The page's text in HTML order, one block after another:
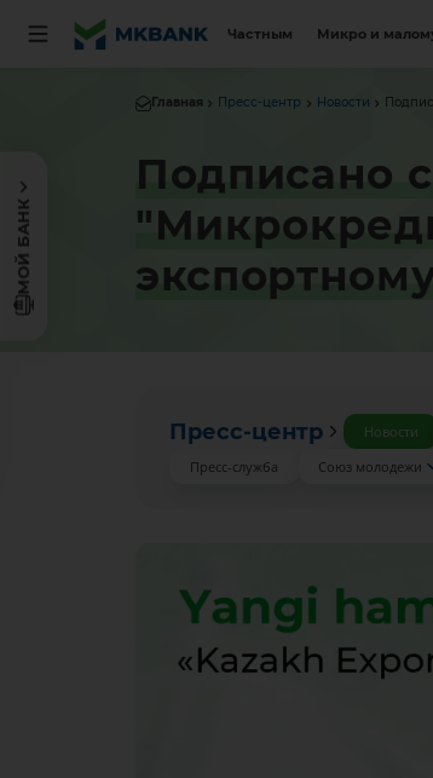
Частным Микро и
МОЙ БАНК
Главная Пресс-центр Новости
Подписано
Пресс-центр Новости
Пресс-служба
Союз молодежи